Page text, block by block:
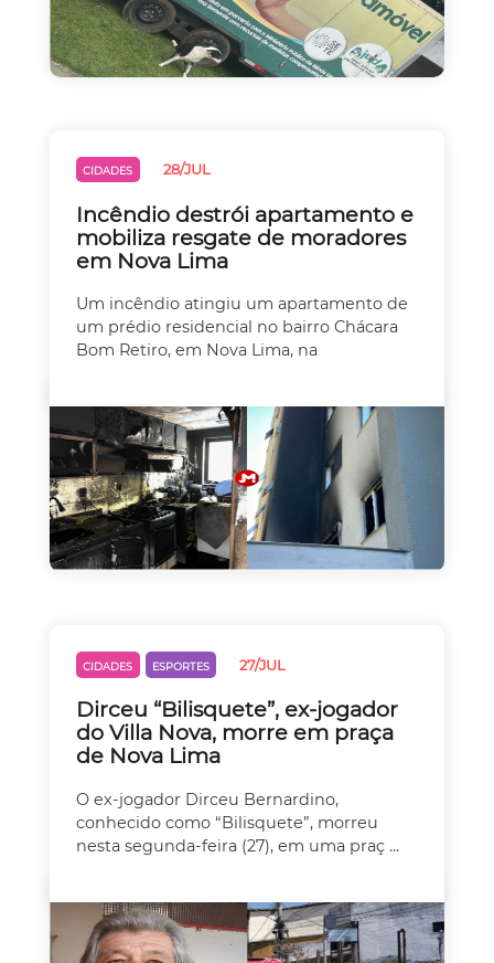
CIDADES 28/JUL
Incêndio destrói apartamento e
mobiliza resgate de moradores
em Nova Lima
Um incêndio atingiu um apartamento de
um prédio residencial no bairro Chácara
Bom Retiro, em Nova Lima, na
CIDADES ESPORTES 27/JUL
Dirceu “Bilisquete”, ex-jogador
do Villa Nova, morre em praça
de Nova Lima
O ex-jogador Dirceu Bernardino,
conhecido como “Bilisquete”, morreu
nesta segunda-feira (27), em uma praç ...